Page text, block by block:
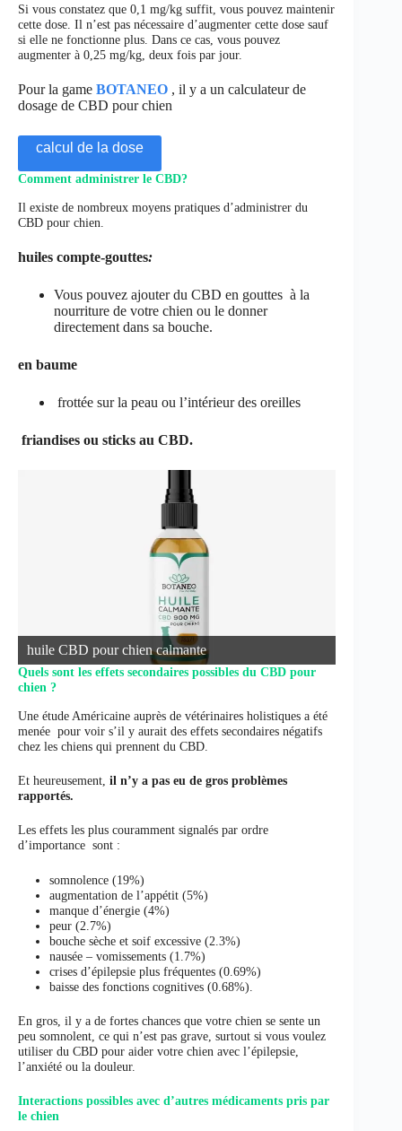
Si vous constatez que 0,1 mg/kg suffit, vous pouvez maintenir
cette dose. Il n’est pas nécessaire d’augmenter cette dose sauf
si elle ne fonctionne plus. Dans ce cas, vous pouvez
augmenter à 0,25 mg/kg, deux fois par jour.
Pour la game BOTANEO , il y a un calculateur de
dosage de CBD pour chien
calcul de la dose
Comment administrer le CBD?
Il existe de nombreux moyens pratiques d’administrer du
CBD pour chien.
huiles compte-gouttes:
Vous pouvez ajouter du CBD en gouttes à la
nourriture de votre chien ou le donner
directement dans sa bouche.
en baume
frottée sur la peau ou l’intérieur des oreilles
friandises ou sticks au CBD.
huile CBD pour chien calmante
Quels sont les effets secondaires possibles du CBD pour
chien ?
Une étude Américaine auprès de vétérinaires holistiques a été
menée pour voir s’il y aurait des effets secondaires négatifs
chez les chiens qui prennent du CBD.
Et heureusement, il n’y a pas eu de gros problèmes
rapportés.
Les effets les plus couramment signalés par ordre
d’importance sont :
somnolence (19%)
augmentation de l’appétit (5%)
manque d’énergie (4%)
peur (2.7%)
bouche sèche et soif excessive (2.3%)
nausée – vomissements (1.7%)
crises d’épilepsie plus fréquentes (0.69%)
baisse des fonctions cognitives (0.68%).
En gros, il y a de fortes chances que votre chien se sente un
peu somnolent, ce qui n’est pas grave, surtout si vous voulez
utiliser du CBD pour aider votre chien avec l’épilepsie,
l’anxiété ou la douleur.
Interactions possibles avec d’autres médicaments pris par
le chien